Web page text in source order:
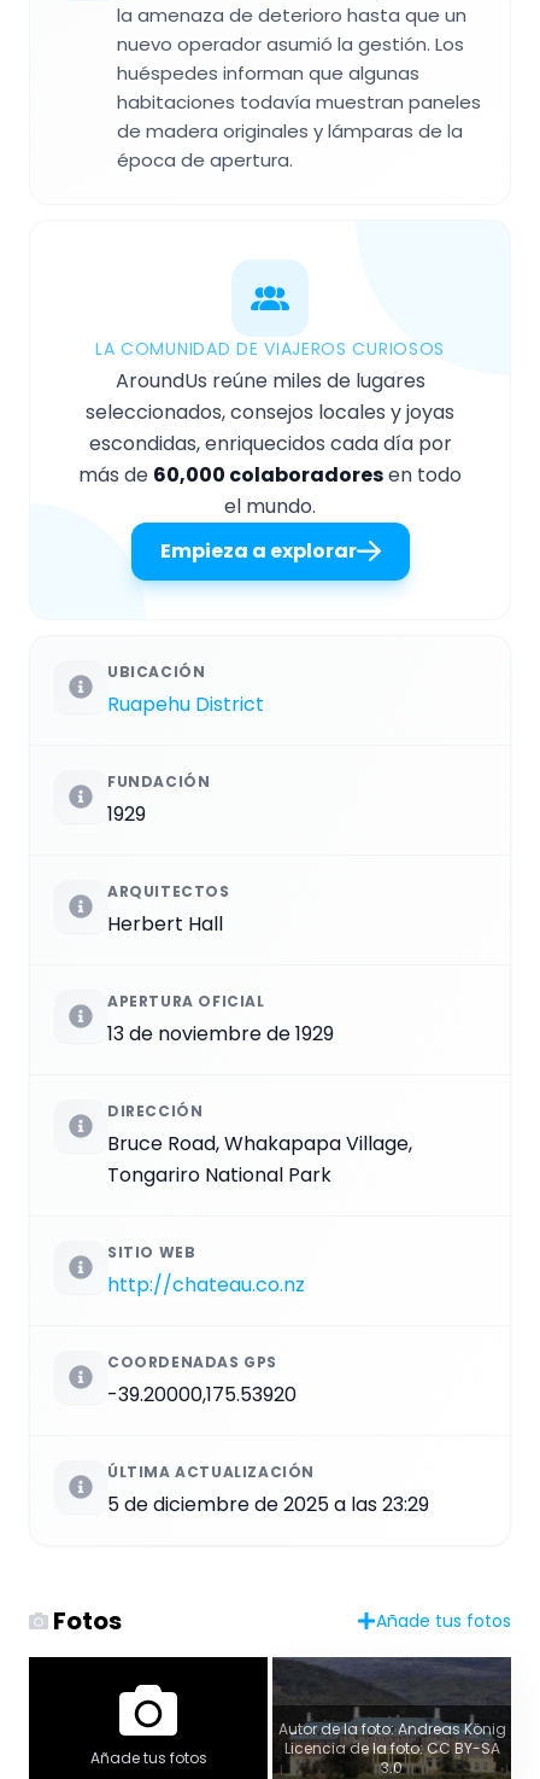
la amenaza de deterioro hasta que un
nuevo operador asumió la gestión. Los
huéspedes informan que algunas
habitaciones todavía muestran paneles
de madera originales y lámparas de la
época de apertura.
LA COMUNIDAD DE VIAJEROS CURIOSOS
AroundUs reúne miles de lugares
seleccionados, consejos locales y joyas
escondidas, enriquecidos cada día por
más de 60,000 colaboradoresen todo
el mundo.
Empieza a explorar
UBICACIÓN
Ruapehu District
FUNDACIÓN
1929
ARQUITECTOS
Herbert Hall
APERTURA OFICIAL
13 de noviembre de 1929
DIRECCIÓN
Bruce Road, Whakapapa Village,
Tongariro National Park
SITIO WEB
http://chateau.co.nz
COORDENADAS GPS
-39.20000,175.53920
ÚLTIMA ACTUALIZACIÓN
5 de diciembre de 2025 a las 23:29
Fotos Añade tus fotos
Añade tus fotos
Autor de la foto: Andreas König
Licencia de la foto: CC BY-SA
3.0